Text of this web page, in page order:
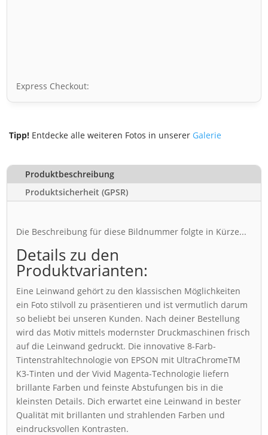
Express Checkout:
Tipp! Entdecke alle weiteren Fotos in unserer Galerie
Produktbeschreibung
Produktsicherheit (GPSR)
Die Beschreibung für diese Bildnummer folgte in Kürze...
Details zu den
Produktvarianten:
Eine Leinwand gehört zu den klassischen Möglichkeiten
ein Foto stilvoll zu präsentieren und ist vermutlich darum
so beliebt bei unseren Kunden. Nach deiner Bestellung
wird das Motiv mittels modernster Druckmaschinen frisch
auf die Leinwand gedruckt. Die innovative 8-Farb-
Tintenstrahltechnologie von EPSON mit UltraChromeTM
K3-Tinten und der Vivid Magenta-Technologie liefern
brillante Farben und feinste Abstufungen bis in die
kleinsten Details. Dich erwartet eine Leinwand in bester
Qualität mit brillanten und strahlenden Farben und
eindrucksvollen Kontrasten.